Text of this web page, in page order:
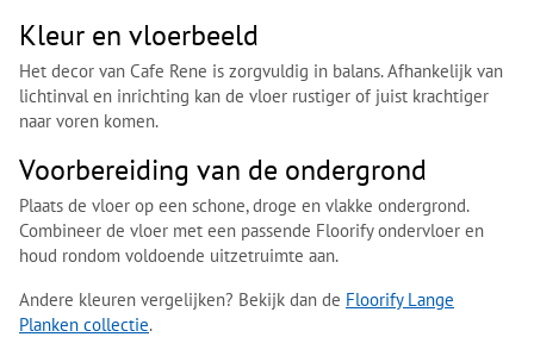
Kleur en vloerbeeld
Het decor van Cafe Rene is zorgvuldig in balans. Afhankelijk van
lichtinval en inrichting kan de vloer rustiger of juist krachtiger
naar voren komen.
Voorbereiding van de ondergrond
Plaats de vloer op een schone, droge en vlakke ondergrond.
Combineer de vloer met een passende Floorify ondervloer en
houd rondom voldoende uitzetruimte aan.
Andere kleuren vergelijken? Bekijk dan de Floorify Lange
Planken collectie.